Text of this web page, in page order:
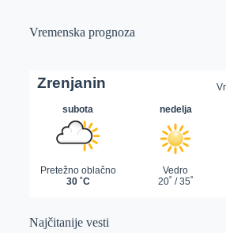
Vremenska prognoza
Najčitanije vesti